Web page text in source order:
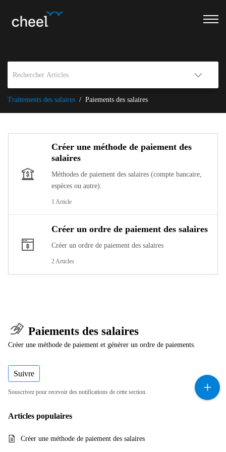
Traitements des salaires Paiements des salaires
Créer une méthode de paiement des
salaires
Méthodes de paiement des salaires (compte bancaire,
espèces ou autre).
1 Article
Créer un ordre de paiement des salaires
Créer un ordre de paiement des salaires
2 Articles
Paiements des salaires
Créer une méthode de paiement et générer un ordre de paiements.
Suivre
Souscrivez pour recevoir des notifications de cette section.
Articles populaires
Créer une méthode de paiement des salaires